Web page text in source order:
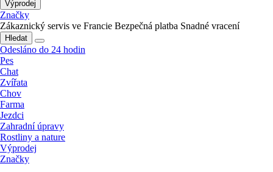
Výprodej
Značky
Zákaznický servis ve Francie Bezpečná platba Snadné vracení
Hledat
Odesláno do 24 hodin
Pes
Chat
Zvířata
Chov
Farma
Jezdci
Zahradní úpravy
Rostliny a nature
Výprodej
Značky